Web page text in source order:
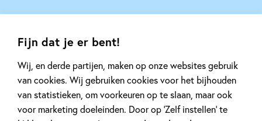
Fijn dat je er bent!
Wij, en derde partijen, maken op onze websites gebruik
van cookies. Wij gebruiken cookies voor het bijhouden
van statistieken, om voorkeuren op te slaan, maar ook
voor marketing doeleinden. Door op ‘Zelf instellen’ te